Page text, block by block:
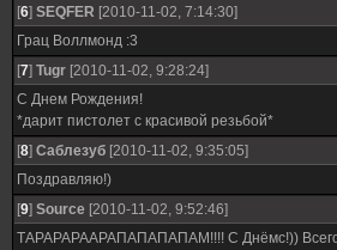
[6] SEQFER [2010-11-02, 7:14:30]
Грац Воллмонд :3
[7] Tugr [2010-11-02, 9:28:24]
С Днем Рождения!
*дарит пистолет с красивой резьбой*
[8] Саблезуб [2010-11-02, 9:35:05]
Поздравляю!)
[9] Source [2010-11-02, 9:52:46]
ТАРАРАРААРАПАПАПАПАМ!!!! С Днёмс!)) Всего